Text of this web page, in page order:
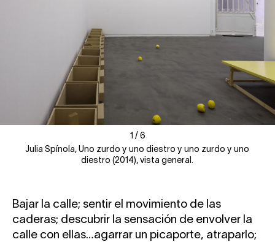
1 / 6
1 / 6
Julia Spínola, Uno zurdo y uno diestro y uno zurdo y uno
diestro (2014), vista general.
Bajar la calle; sentir el movimiento de las
caderas; descubrir la sensación de envolver la
calle con ellas…agarrar un picaporte, atraparlo;